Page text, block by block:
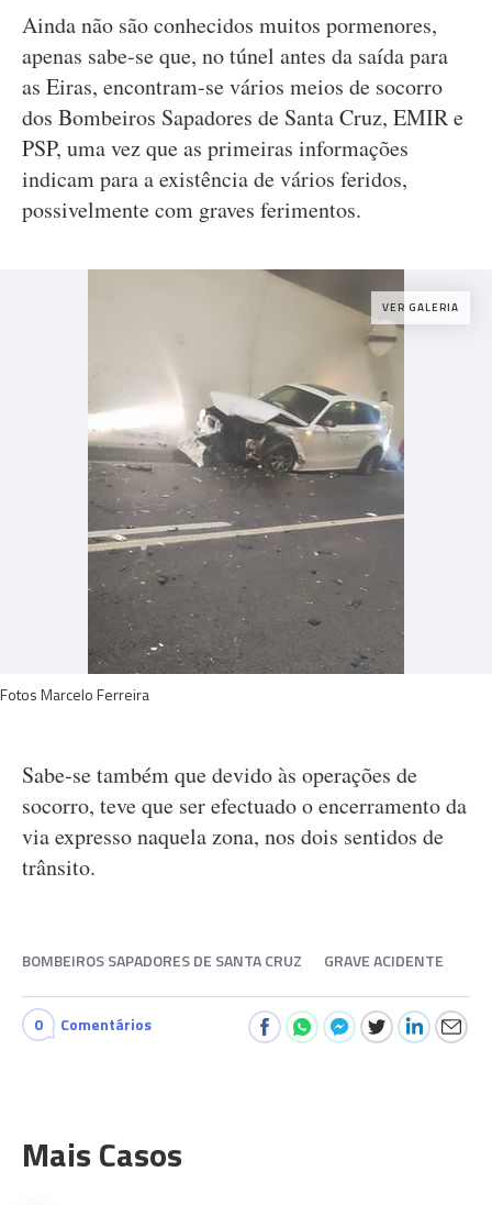
Ainda não são conhecidos muitos pormenores,
apenas sabe-se que, no túnel antes da saída para
as Eiras, encontram-se vários meios de socorro
dos Bombeiros Sapadores de Santa Cruz, EMIR e
PSP, uma vez que as primeiras informações
indicam para a existência de vários feridos,
possivelmente com graves ferimentos.
VER GALERIA
Fotos Marcelo Ferreira
Sabe-se também que devido às operações de
socorro, teve que ser efectuado o encerramento da
via expresso naquela zona, nos dois sentidos de
trânsito.
BOMBEIROS SAPADORES DE SANTA CRUZ GRAVE ACIDENTE
0 Comentários
Mais Casos